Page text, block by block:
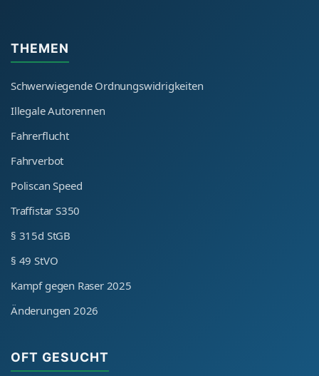
THEMEN
Schwerwiegende Ordnungswidrigkeiten
Illegale Autorennen
Fahrerflucht
Fahrverbot
Poliscan Speed
Traffistar S350
§ 315d StGB
§ 49 StVO
Kampf gegen Raser 2025
Änderungen 2026
OFT GESUCHT